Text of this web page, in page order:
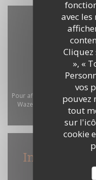
avec
Cliquez
», «
vos
pouvez
tout
sur
cookie
Pour afficher la carte
Waze Map (Google). Ces
navigation
Infos